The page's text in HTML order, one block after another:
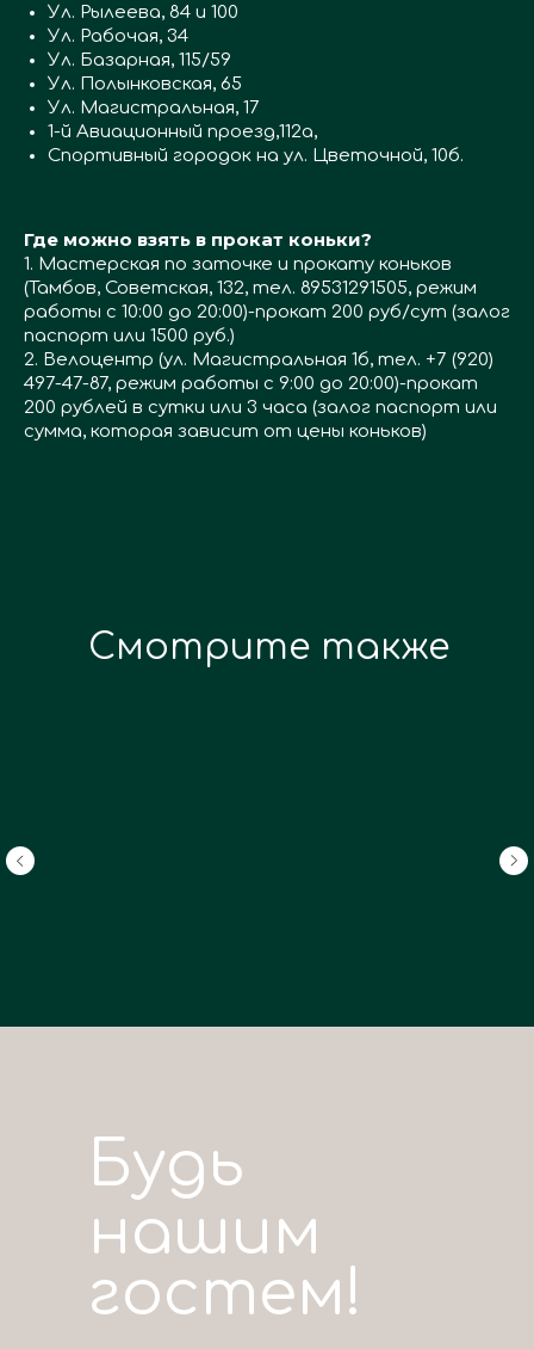
Ул. Рылеева, 84 и 100
Ул. Рабочая, 34
Ул. Базарная, 115/59
Ул. Полынковская, 65
Ул. Магистральная, 17
1-й Авиационный проезд,112а,
Спортивный городок на ул. Цветочной, 10б.
Где можно взять в прокат коньки?
1. Мастерская по заточке и прокату коньков
(Тамбов, Советская, 132, тел. 89531291505, режим
работы с 10:00 до 20:00)-прокат 200 руб/сут (залог
паспорт или 1500 руб.)
2. Велоцентр (ул. Магистральная 1б, тел. +7 (920)
497-47-87, режим работы с 9:00 до 20:00)-прокат
200 рублей в сутки или 3 часа (залог паспорт или
сумма, которая зависит от цены коньков)
Смотрите также
Будь
нашим
гостем!